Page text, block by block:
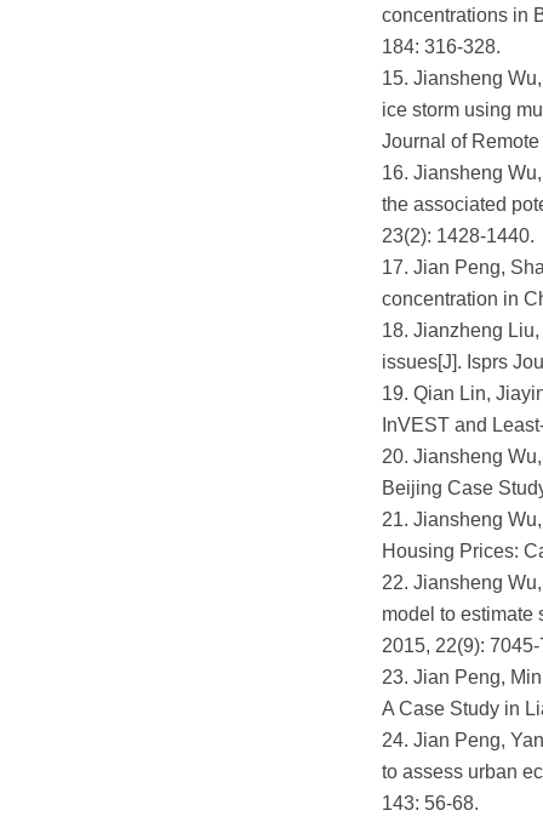
concentrations in
184: 316-328.
15. Jiansheng
ice storm using
Journal of
16. Jiansheng
the associated
23(2): 1428-
17. Jian Peng,
concentration in
18. Jianzheng
issues[J]. Isprs
19. Qian Lin,
InVEST and
20. Jiansheng
Beijing Case
21. Jiansheng
Housing Prices:
22. Jiansheng
model to estimate
2015, 22(9):
23. Jian Peng,
A Case Study in
24. Jian Peng,
to assess urban
143: 56-68.